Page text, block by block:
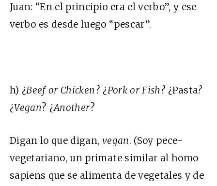
Juan: “En el principio era el verbo”, y ese
verbo es desde luego “pescar”.
h) ¿Beef or Chicken ? ¿Pork or Fish ? ¿Pasta?
¿Vegan ? ¿Another?
Digan lo que digan, vegan. (Soy pece-
vegetariano, un primate similar al homo
sapiens que se alimenta de vegetales y de